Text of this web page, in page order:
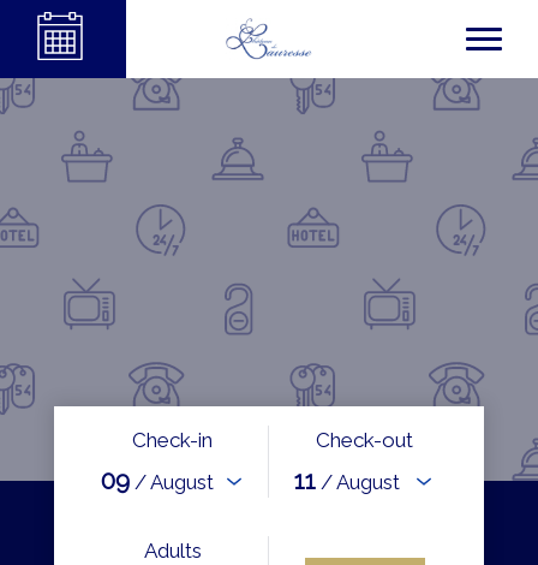
Check-in
09 / August
Check-out
11 / August
Adults